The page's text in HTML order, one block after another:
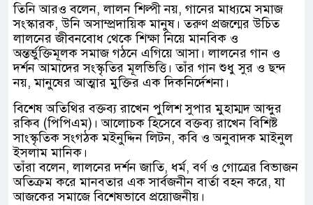
তিনি আরও বলেন, লালন শিল্পী নয়, গানের মাধ্যমে সমাজ
সংস্কারক, উনি অসাম্প্রদায়িক মানুষ। তরুণ প্রজন্মের উচিত
লালনের জীবনবোধ থেকে শিক্ষা নিয়ে মানবিক ও
অন্তর্ভুক্তিমূলক সমাজ গঠনে এগিয়ে আসা। লালনের গান ও
দর্শন আমাদের সংস্কৃতির মূলভিত্তি। তাঁর গান শুধু সুর ও ছন্দ
নয়, মানুষের আত্মার মুক্তির এক দিকনির্দেশনা।
বিশেষ অতিথির বক্তব্য রাখেন পুলিশ সুপার মুহাম্মদ আব্দুর
রকিব (পিপিএম)। আলোচক হিসেবে বক্তব্য রাখেন বিশিষ্ট
সাংস্কৃতিক সংগঠক মইনুদ্দিন লিটন, কবি ও অনুবাদক মাইনুল
ইসলাম মানিক।
তাঁরা বলেন, লালনের দর্শন জাতি, ধর্ম, বর্ণ ও গোত্রের বিভাজন
অতিক্রম করে মানবতার এক সার্বজনীন বার্তা বহন করে, যা
আজকের সমাজে বিশেষভাবে প্রয়োজনীয়।